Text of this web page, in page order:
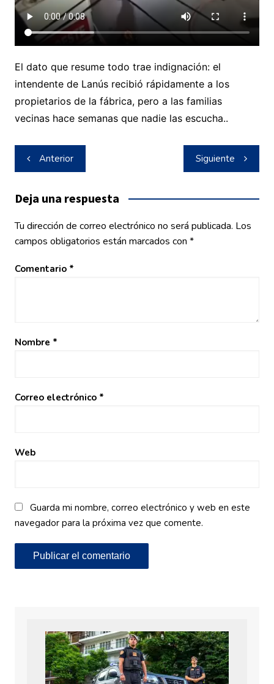
El dato que resume todo trae indignación: el
intendente de Lanús recibió rápidamente a los
propietarios de la fábrica, pero a las familias
vecinas hace semanas que nadie las escucha..
Navegación
de
entradas
Anterior Siguiente
Deja una respuesta
Tu dirección de correo electrónico no será publicada. Los
campos obligatorios están marcados con *
Comentario *
Nombre *
Correo electrónico *
Web
Guarda mi nombre, correo electrónico y web en este
navegador para la próxima vez que comente.